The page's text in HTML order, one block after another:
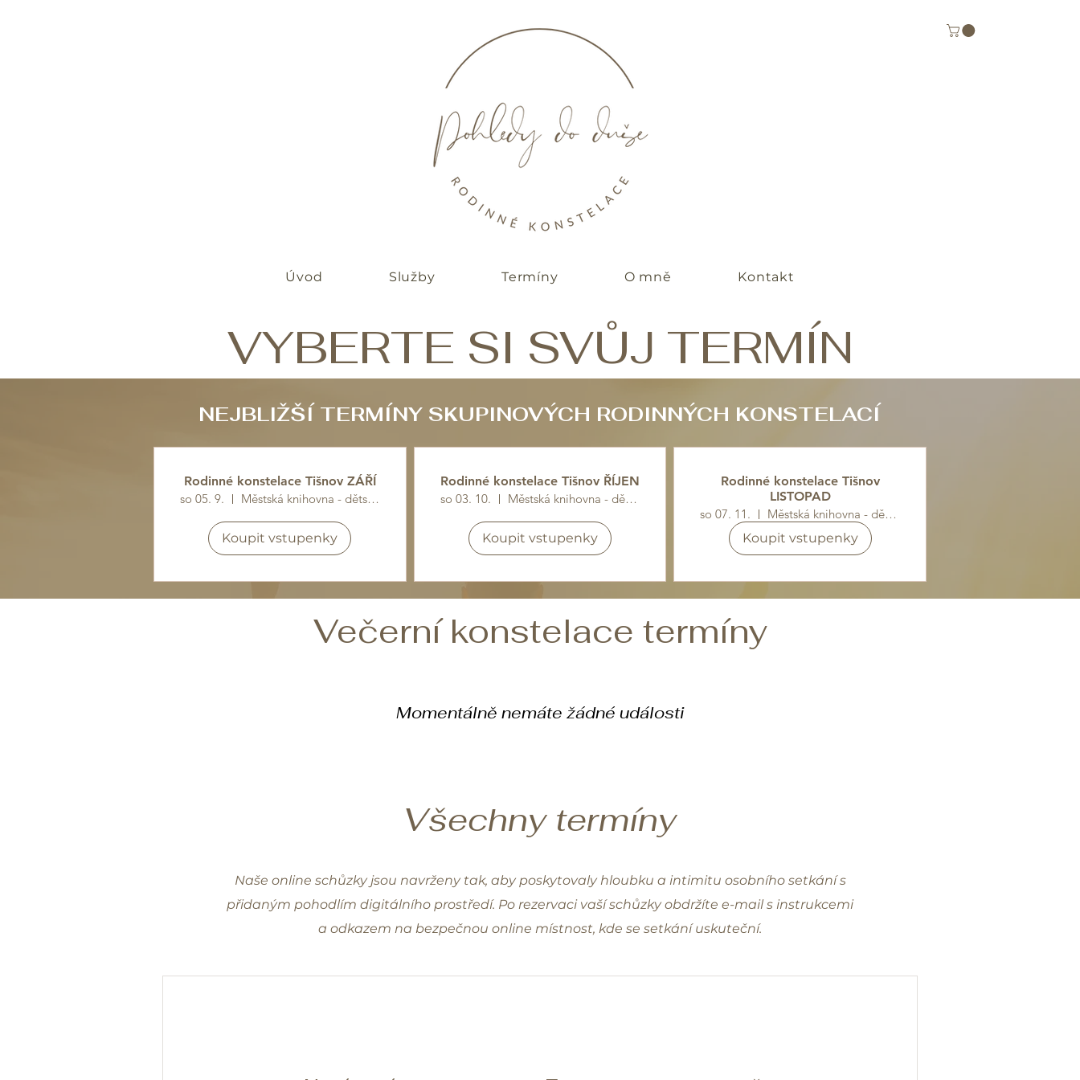
Úvod Služby Termíny O mně Kontakt
VYBERTE SI SVŮJ TERMÍN
NEJBLIŽŠÍ TERMÍNY SKUPINOVÝCH RODINNÝCH KONSTELACÍ
Rodinné konstelace Tišnov ZÁŘÍ
so 05. 9.
Městská knihovna - dětské odd, 1.patro
Koupit vstupenky
Rodinné konstelace Tišnov ŘÍJEN
so 03. 10.
Městská knihovna - dětské odd, 1.patro
Koupit vstupenky
Rodinné konstelace Tišnov
LISTOPAD
so 07. 11.
Městská knihovna - dětské odd, 1.patro
Koupit vstupenky
Večerní konstelace termíny
Momentálně nemáte žádné události
Všechny termíny
Naše online schůzky jsou navrženy tak, aby poskytovaly hloubku a intimitu osobního setkání s
přidaným pohodlím digitálního prostředí. Po rezervaci vaší schůzky obdržíte e-mail s instrukcemi
a odkazem na bezpečnou online místnost, kde se setkání uskuteční.